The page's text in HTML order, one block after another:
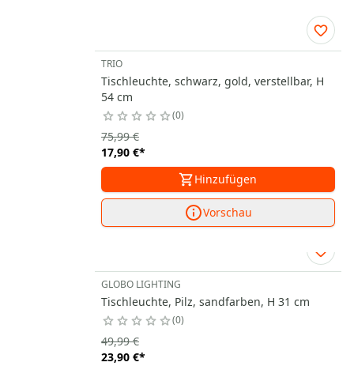
TRIO
Tischleuchte, schwarz, gold, verstellbar, H
54 cm
0
17,90 €*
75,99 €
Hinzufügen
Vorschau
GLOBO LIGHTING
Tischleuchte, Pilz, sandfarben, H 31 cm
0
23,90 €*
49,99 €